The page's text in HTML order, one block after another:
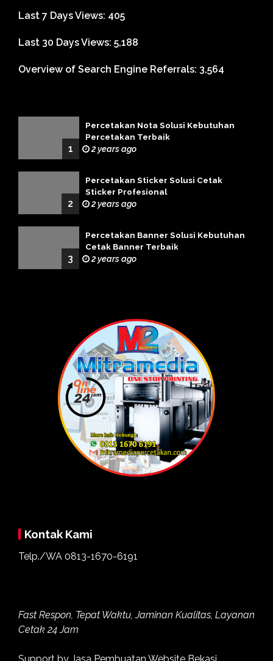
Last 7 Days Views: 405
Last 30 Days Views: 5,188
Overview of Search Engine Referrals: 3,564
1
Percetakan Nota Solusi Kebutuhan
Percetakan Terbaik
2 years ago
2
Percetakan Sticker Solusi Cetak
Sticker Profesional
2 years ago
3
Percetakan Banner Solusi Kebutuhan
Cetak Banner Terbaik
2 years ago
Kontak Kami
Telp./WA 0813-1670-6191
Fast Respon, Tepat Waktu, Jaminan Kualitas, Layanan
Cetak 24 Jam